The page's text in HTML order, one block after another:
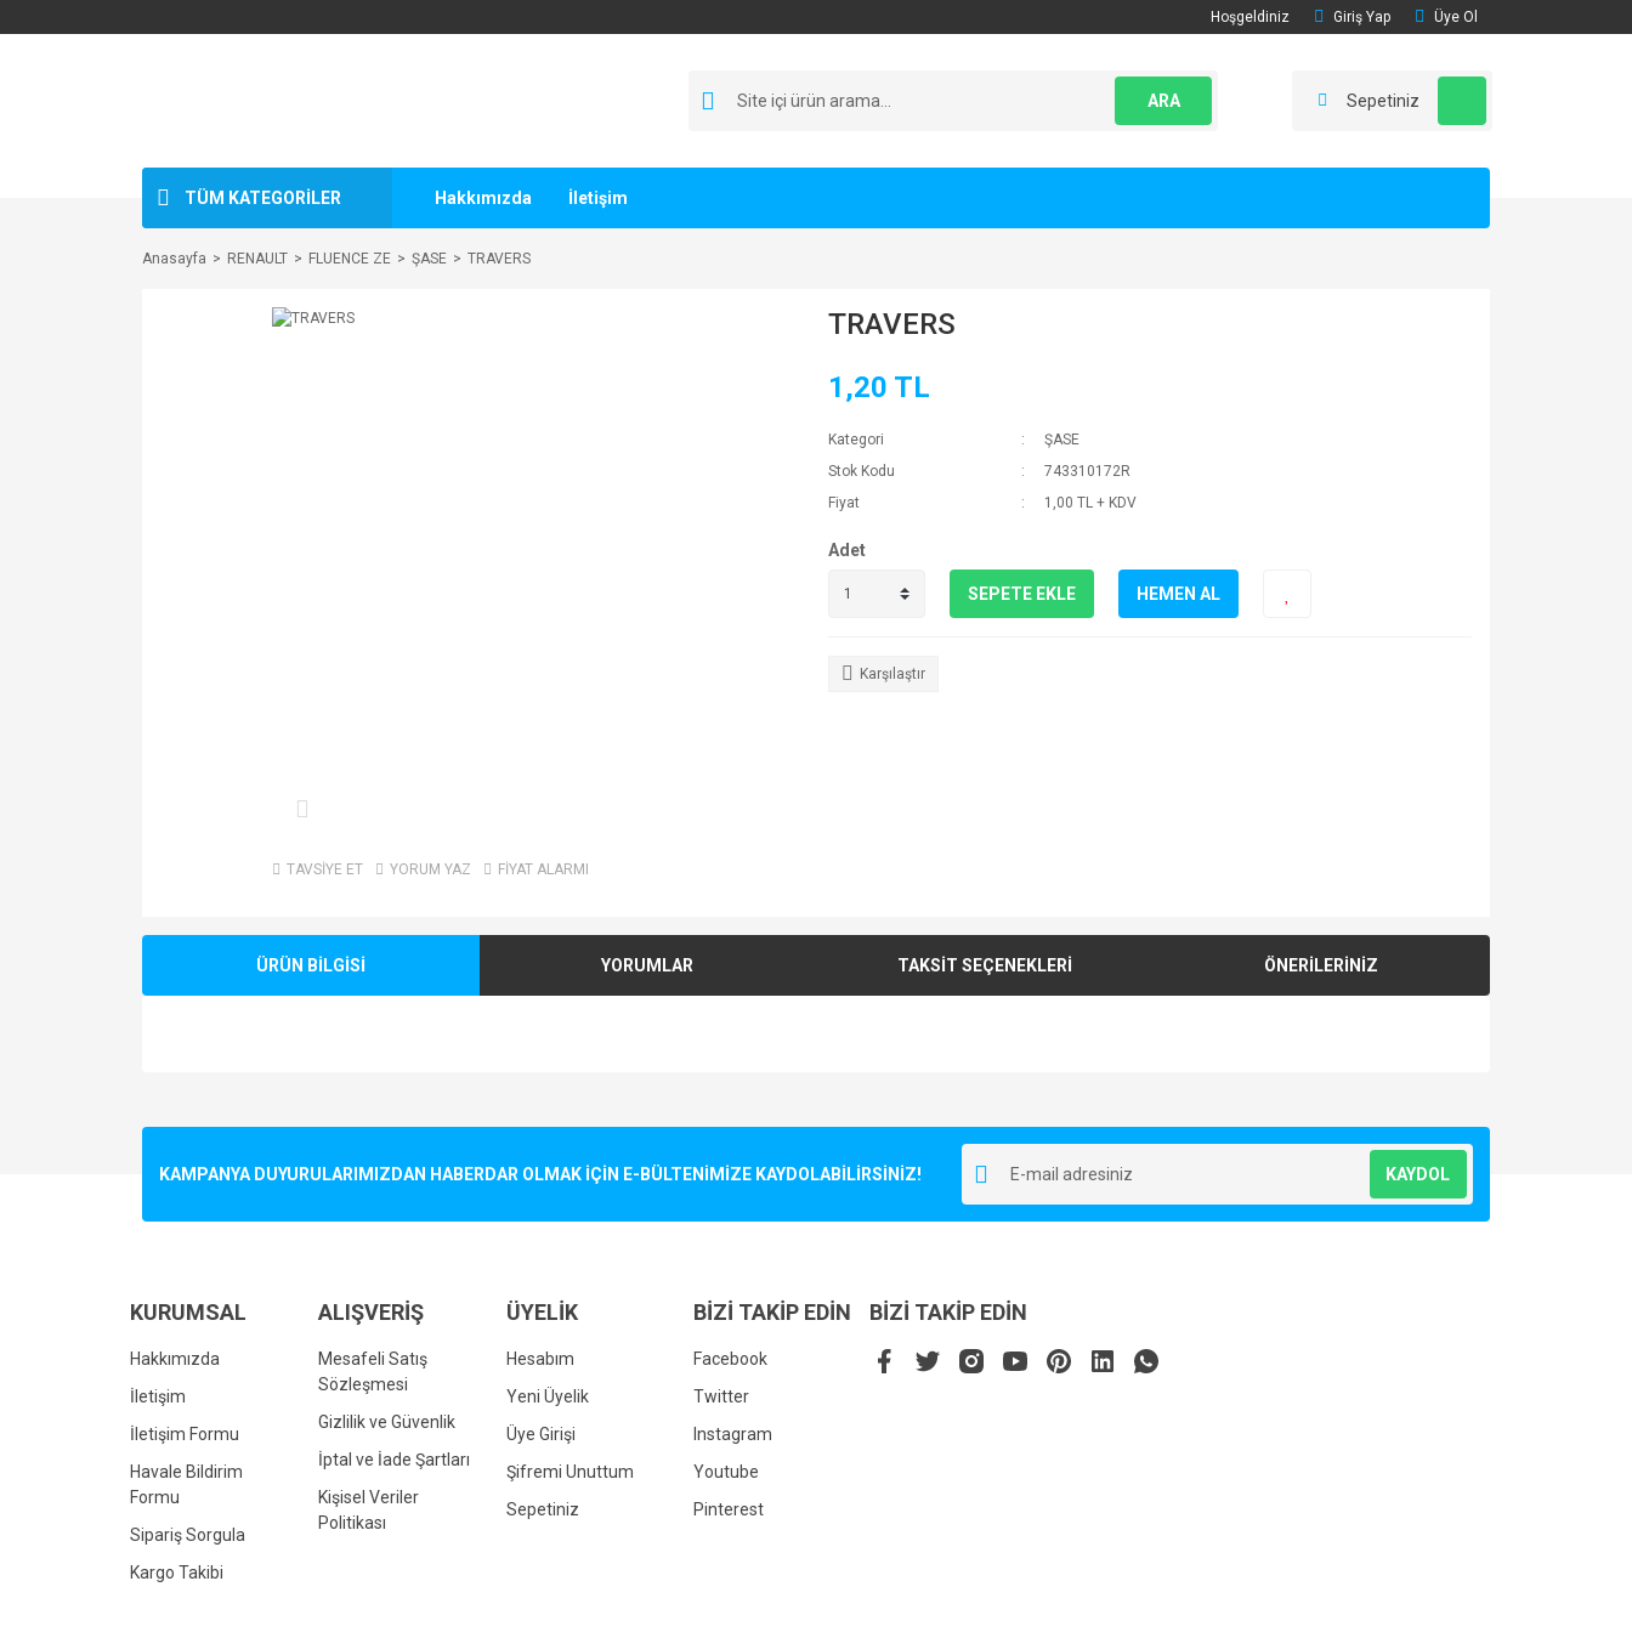
Hoşgeldiniz Giriş Yap Üye Ol
ARA Sepetiniz
TÜM KATEGORİLER Hakkımızda İletişim
Anasayfa RENAULT FLUENCE ZE ŞASE TRAVERS
TAVSİYE ET YORUM YAZ FİYAT ALARMI
TRAVERS
1,20 TL
Kategori
ŞASE
Stok Kodu
743310172R
Fiyat
1,00 TL + KDV
Adet
SEPETE EKLE HEMEN AL
Karşılaştır
ÜRÜN BİLGİSİ YORUMLAR TAKSİT SEÇENEKLERİ ÖNERİLERİNİZ
Ürün resmi kalitesiz, bozuk veya görüntülenemiyor.
Bu ürüne benzer farklı alternatifler olmalı.
KAMPANYA DUYURULARIMIZDAN HABERDAR OLMAK İÇİN E-BÜLTENİMİZE KAYDOLABİLİRSİNİZ! KAYDOL
KURUMSAL
Hakkımızda
İletişim
İletişim Formu
Havale Bildirim
Formu
Sipariş Sorgula
Kargo Takibi
ALIŞVERİŞ
Mesafeli Satış
Sözleşmesi
Gizlilik ve Güvenlik
İptal ve İade Şartları
Kişisel Veriler
Politikası
ÜYELİK
Hesabım
Yeni Üyelik
Üye Girişi
Şifremi Unuttum
Sepetiniz
BİZİ TAKİP EDİN
Facebook
Twitter
Instagram
Youtube
Pinterest
BİZİ TAKİP EDİN